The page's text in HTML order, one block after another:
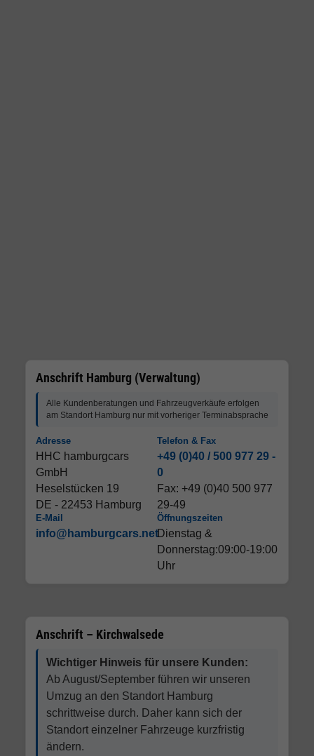
Anschrift Hamburg (Verwaltung)
Alle Kundenberatungen und Fahrzeugverkäufe erfolgen
am Standort Hamburg nur mit vorheriger Terminabsprache
Adresse
HHC hamburgcars
GmbH
Heselstücken 19
DE - 22453 Hamburg
Telefon & Fax
+49 (0)40 / 500 977 29 -
0
Fax: +49 (0)40 500 977
29-49
E-Mail
info@hamburgcars.net
Öffnungszeiten
Dienstag &
Donnerstag:09:00-19:00
Uhr
Anschrift – Kirchwalsede
Wichtiger Hinweis für unsere Kunden:
Ab August/September führen wir unseren
Umzug an den Standort Hamburg
schrittweise durch. Daher kann sich der
Standort einzelner Fahrzeuge kurzfristig
ändern.